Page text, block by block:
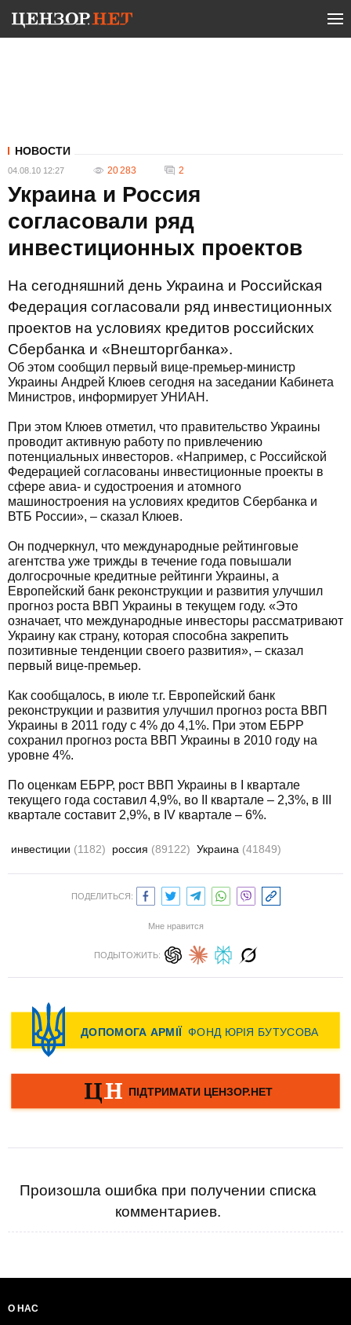
НОВОСТИ
04.08.10 12:27 20 283 2
Украина и Россия
согласовали ряд
инвестиционных проектов
На сегодняшний день Украина и Российская
Федерация согласовали ряд инвестиционных
проектов на условиях кредитов российских
Сбербанка и «Внешторгбанка».
Об этом сообщил первый вице-премьер-министр
Украины Андрей Клюев сегодня на заседании Кабинета
Министров, информирует УНИАН.
При этом Клюев отметил, что правительство Украины
проводит активную работу по привлечению
потенциальных инвесторов. «Например, с Российской
Федерацией согласованы инвестиционные проекты в
сфере авиа- и судостроения и атомного
машиностроения на условиях кредитов Сбербанка и
ВТБ России», – сказал Клюев.
Он подчеркнул, что международные рейтинговые
агентства уже трижды в течение года повышали
долгосрочные кредитные рейтинги Украины, а
Европейский банк реконструкции и развития улучшил
прогноз роста ВВП Украины в текущем году. «Это
означает, что международные инвесторы рассматривают
Украину как страну, которая способна закрепить
позитивные тенденции своего развития», – сказал
первый вице-премьер.
Как сообщалось, в июле т.г. Европейский банк
реконструкции и развития улучшил прогноз роста ВВП
Украины в 2011 году с 4% до 4,1%. При этом ЕБРР
сохранил прогноз роста ВВП Украины в 2010 году на
уровне 4%.
По оценкам ЕБРР, рост ВВП Украины в І квартале
текущего года составил 4,9%, во ІІ квартале – 2,3%, в ІІІ
квартале составит 2,9%, в IV квартале – 6%.
инвестиции (1182) россия (89122) Украина (41849)
ПОДЕЛИТЬСЯ:
Мне нравится
ПОДЫТОЖИТЬ:
Произошла ошибка при получении списка
комментариев.
О НАС